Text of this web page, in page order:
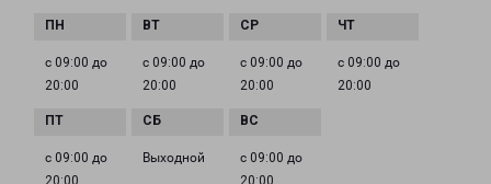
с 09:00 до
20:00
с 09:00 до
20:00
с 09:00 до
20:00
с 09:00 до
20:00
с 09:00 до
Выходной
с 09:00 до